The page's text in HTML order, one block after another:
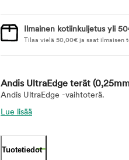
Ilmainen kotiinkuljetus yli
Tilaa vielä 50,00€ ja saat ilmaisen
Andis UltraEdge terät
Andis UltraEdge -vaihtoterä.
Lue lisää
Tuotetiedot